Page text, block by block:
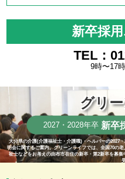
新卒採
TEL：
9時〜17
グリ
2027・2028年卒 新卒
大分県の介護(介護福祉士・介護職)・ヘルパーの2027
明会に関するご案内。グリーンライフでは、全国70の
祉士などをお考えの由布市在住の新卒・第2新卒を募